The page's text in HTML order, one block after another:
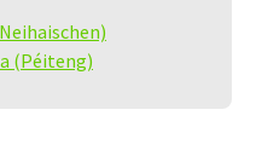
(Péiteng)